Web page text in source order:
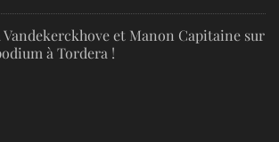
Vandekerckhove et Manon Capitaine sur
à Tordera !